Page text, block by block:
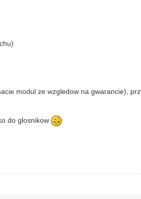
modul ze wzgledow na gwarancie),
do glosnikow